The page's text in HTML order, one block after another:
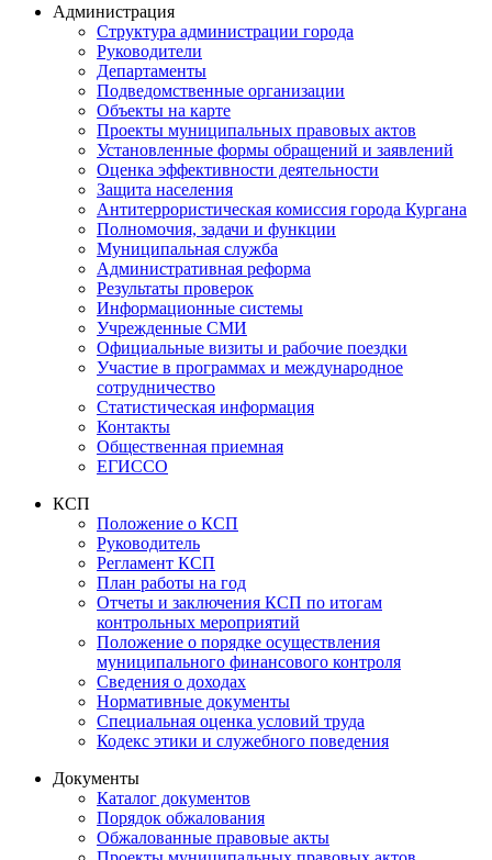
Администрация
Структура администрации города
Руководители
Департаменты
Подведомственные организации
Объекты на карте
Проекты муниципальных правовых актов
Установленные формы обращений и заявлений
Оценка эффективности деятельности
Защита населения
Антитеррористическая комиссия города Кургана
Полномочия, задачи и функции
Муниципальная служба
Административная реформа
Результаты проверок
Информационные системы
Учрежденные СМИ
Официальные визиты и рабочие поездки
Участие в программах и международное
сотрудничество
Статистическая информация
Контакты
Общественная приемная
ЕГИССО
КСП
Положение о КСП
Руководитель
Регламент КСП
План работы на год
Отчеты и заключения КСП по итогам
контрольных мероприятий
Положение о порядке осуществления
муниципального финансового контроля
Сведения о доходах
Нормативные документы
Специальная оценка условий труда
Кодекс этики и служебного поведения
Документы
Каталог документов
Порядок обжалования
Обжалованные правовые акты